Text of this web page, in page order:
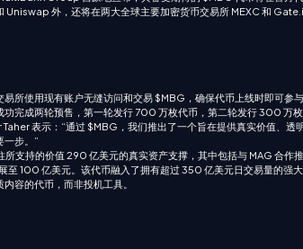
外，还将在两大全球主要加密货币交易所 MEXC 和
所使用现有账户无缝访问和交易 $MBG，确保代币上线时即可参与
完成两轮预售，第一轮发行 700 万枚代币，第二轮发行 300 万枚
表示：“通过 $MBG，我们推出了一个旨在提供真实价值、透
一步。”
支持的价值 290 亿美元的真实资产支撑，其中包括与 MAG 合作
至 100 亿美元。该代币融入了拥有超过 350 亿美元日交易量的强
容的代币，而非投机工具。